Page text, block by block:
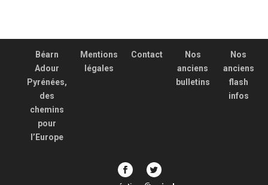
Béarn
Adour
Pyrénées,
des
chemins
pour
l’Europe
Mentions
légales
Contact
Nos
anciens
bulletins
Nos
anciens
flash
infos